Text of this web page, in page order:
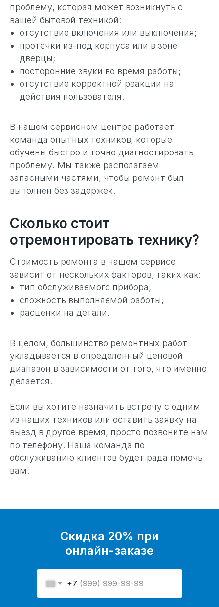
проблему, которая может возникнуть с
вашей бытовой техникой:
отсутствие включения или выключения;
протечки из-под корпуса или в зоне
дверцы;
посторонние звуки во время работы;
отсутствие корректной реакции на
действия пользователя.
В нашем сервисном центре работает
команда опытных техников, которые
обучены быстро и точно диагностировать
проблему. Мы также располагаем
запасными частями, чтобы ремонт был
выполнен без задержек.
Сколько стоит
отремонтировать технику?
Стоимость ремонта в нашем сервисе
зависит от нескольких факторов, таких как:
тип обслуживаемого прибора,
сложность выполняемой работы,
расценки на детали.
В целом, большинство ремонтных работ
укладывается в определенный ценовой
диапазон в зависимости от того, что именно
делается.
Если вы хотите назначить встречу с одним
из наших техников или оставить заявку на
выезд в другое время, просто позвоните нам
по телефону. Наша команда по
обслуживанию клиентов будет рада помочь
вам.
Скидка 20% при
онлайн-заказе
+7